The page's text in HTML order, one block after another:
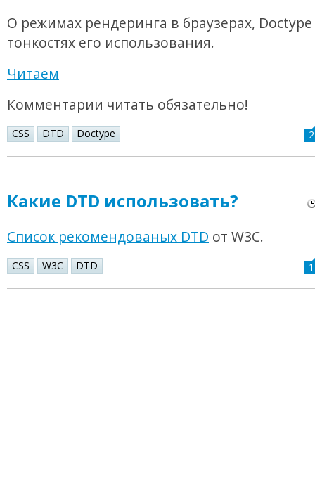
О режимах рендеринга в браузерах,
тонкостях его использования.
Читаем
Комментарии читать обязательно!
CSS DTD Doctype
Какие DTD использовать?
Список рекомендованых DTD от W3C.
CSS W3C DTD